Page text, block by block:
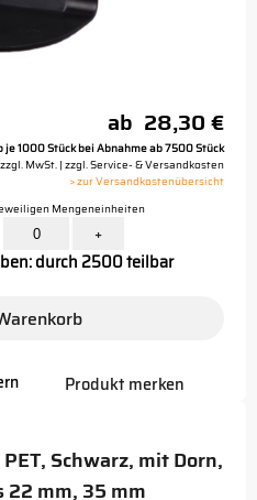
Schwarz, mit Dorn,
mm, 35 mm
ab 28,30 €
je 1000 Stück bei Abnahme ab 7500 Stück
zzgl. MwSt. | zzgl. Service- & Versandkosten
> zur Versandkostenübersicht
Mengeneinheiten
+
durch 2500 teilbar
Platzhalter
Produkt merken